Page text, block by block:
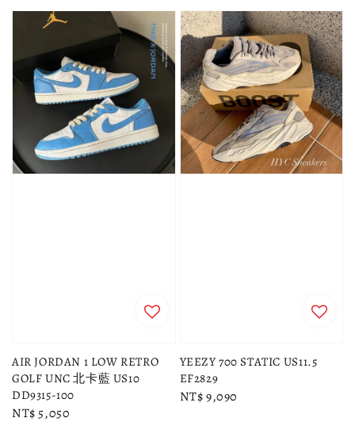
AIR JORDAN 1 LOW RETRO
GOLF UNC 北卡藍 US10
DD9315-100
Regular
NT$ 5,050
YEEZY 700 STATIC US11.5
EF2829
Regular
NT$ 9,090